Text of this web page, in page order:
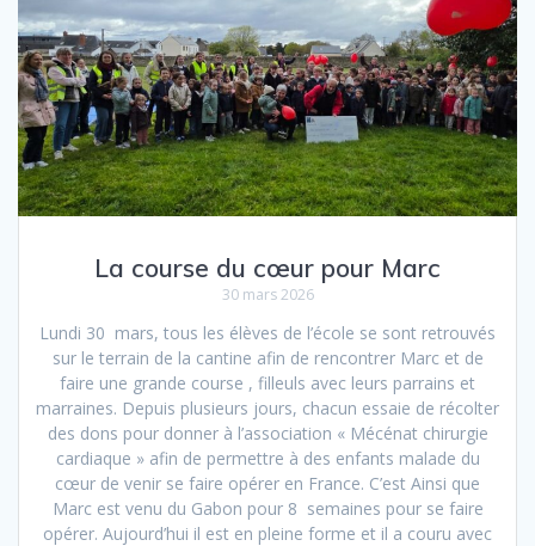
La course du cœur pour Marc
30 mars 2026
Lundi 30 mars, tous les élèves de l’école se sont retrouvés
sur le terrain de la cantine afin de rencontrer Marc et de
faire une grande course , filleuls avec leurs parrains et
marraines. Depuis plusieurs jours, chacun essaie de récolter
des dons pour donner à l’association « Mécénat chirurgie
cardiaque » afin de permettre à des enfants malade du
cœur de venir se faire opérer en France. C’est Ainsi que
Marc est venu du Gabon pour 8 semaines pour se faire
opérer. Aujourd’hui il est en pleine forme et il a couru avec